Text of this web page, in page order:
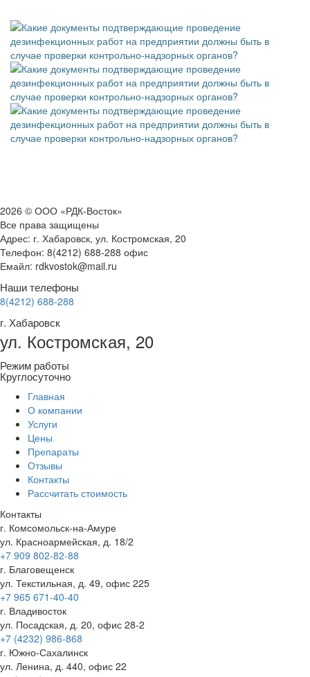
2026 © ООО «РДК-Восток»
Все права защищены
Адрес: г. Хабаровск, ул. Костромская, 20
Телефон: 8(4212) 688-288 офис
Емайл: rdkvostok@mail.ru
Наши телефоны
8(4212) 688-288
г. Хабаровск
ул. Костромская, 20
Режим работы
Круглосуточно
Главная
О компании
Услуги
Цены
Препараты
Отзывы
Контакты
Рассчитать стоимость
Контакты
г. Комсомольск-на-Амуре
ул. Красноармейская, д. 18/2
+7 909 802-82-88
г. Благовещенск
ул. Текстильная, д. 49, офис 225
+7 965 671-40-40
г. Владивосток
ул. Посадская, д. 20, офис 28-2
+7 (4232) 986-868
г. Южно-Сахалинск
ул. Ленина, д. 440, офис 22